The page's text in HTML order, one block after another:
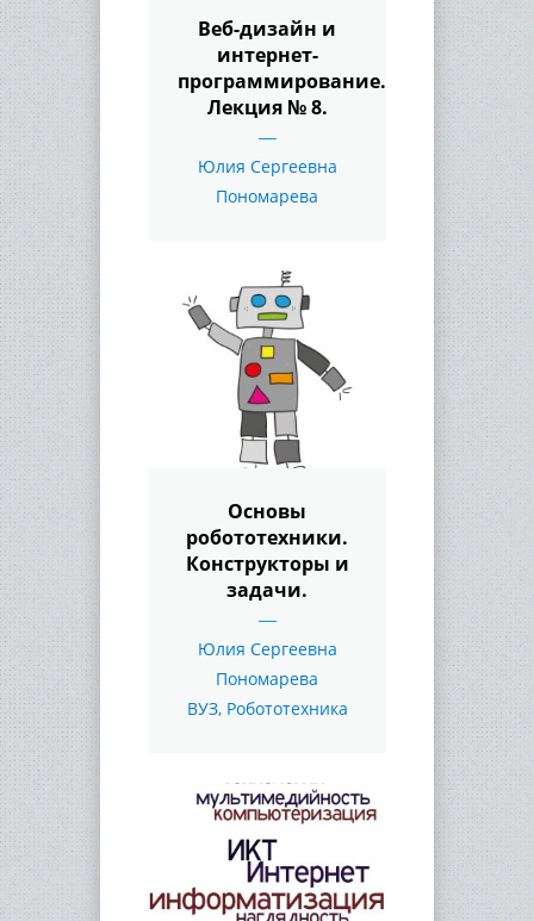
Веб-дизайн и
интернет-
программирование.
Лекция № 8.
Юлия Сергеевна
Пономарева
Основы
робототехники.
Конструкторы и
задачи.
Юлия Сергеевна
Пономарева
ВУЗ, Робототехника